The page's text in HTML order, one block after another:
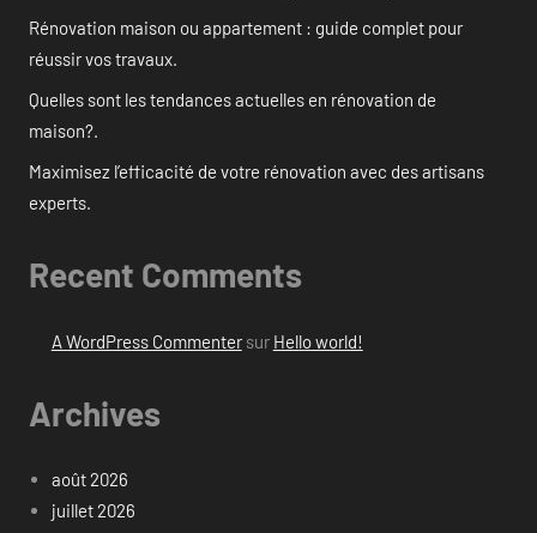
Rénovation maison ou appartement : guide complet pour
réussir vos travaux.
Quelles sont les tendances actuelles en rénovation de
maison?.
Maximisez l’efficacité de votre rénovation avec des artisans
experts.
Recent Comments
A WordPress Commentersur Hello world!
Archives
août 2026
juillet 2026